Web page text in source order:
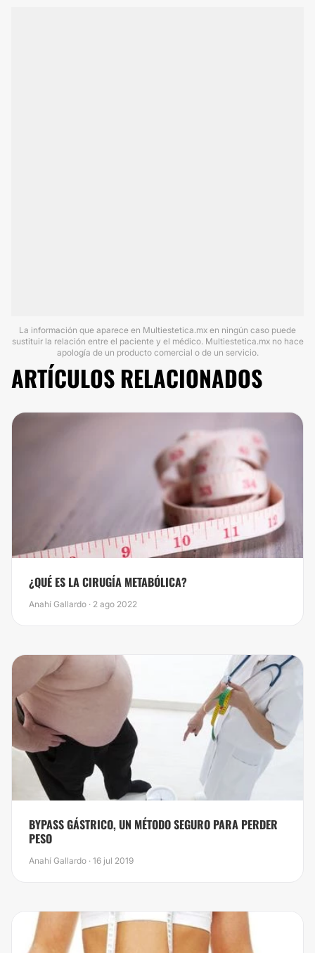
La información que aparece en Multiestetica.mx en ningún caso puede
sustituir la relación entre el paciente y el médico. Multiestetica.mx no hace
apología de un producto comercial o de un servicio.
ARTÍCULOS RELACIONADOS
​¿QUÉ ES LA CIRUGÍA METABÓLICA?
Anahí Gallardo · 2 ago 2022
BYPASS GÁSTRICO, UN MÉTODO SEGURO PARA PERDER
PESO
Anahí Gallardo · 16 jul 2019